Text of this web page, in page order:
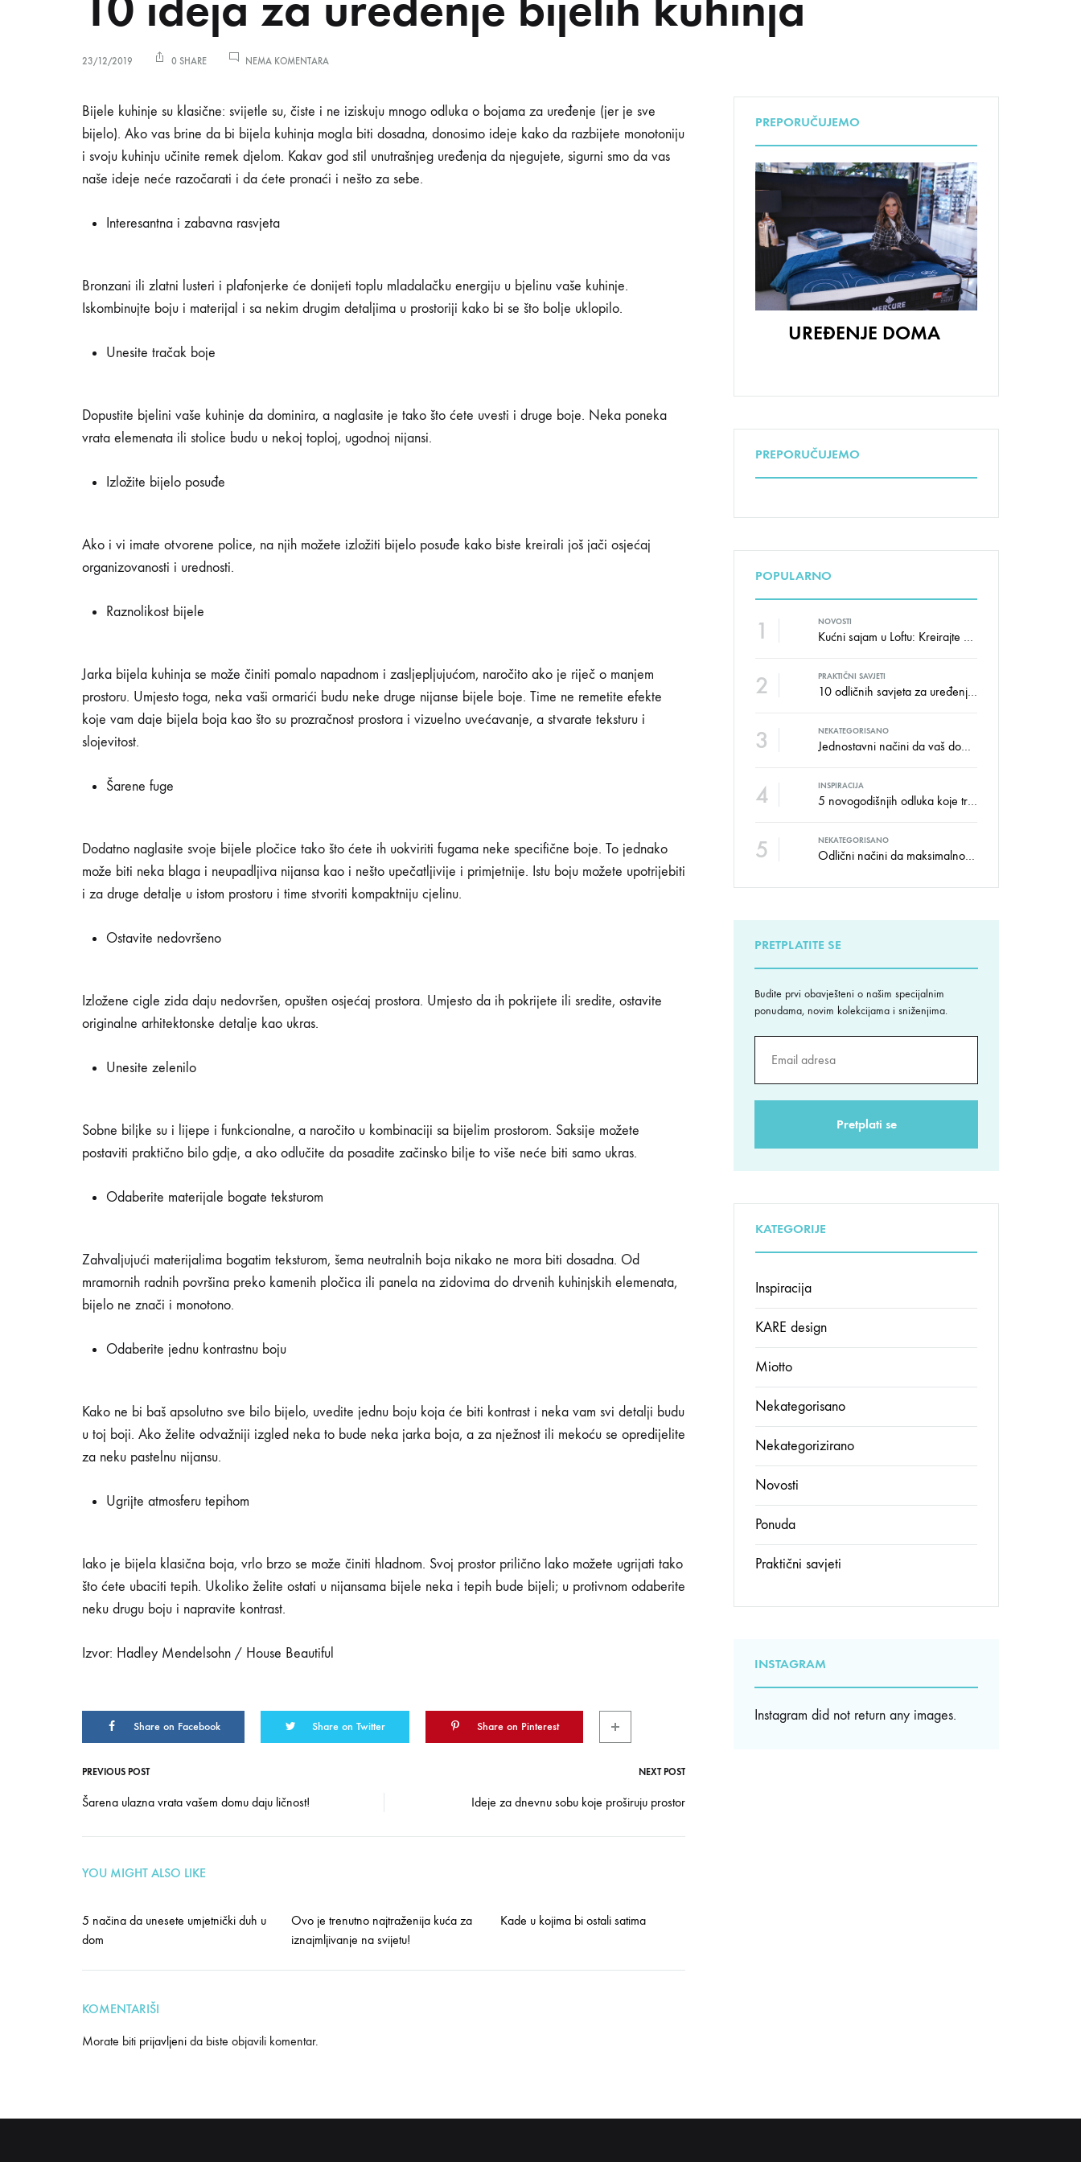
NOVOSTI INSPIRACIJA PRAKTIČNI SAVJETI PONUDA
23/12/2019 0 SHARE NEMA KOMENTARANA
UREĐENJE
BIJELIH
KUHINJA
10
ideja
za
uređenje
bijelih
kuhinja
KOMENTARA
UREĐENJE
Bijele kuhinje su klasične: svijetle su, čiste i ne iziskuju mnogo odluka o bojama za uređenje (jer je sve
bijelo). Ako vas brine da bi bijela kuhinja mogla biti dosadna, donosimo ideje kako da razbijete monotoniju
i svoju kuhinju učinite remek djelom. Kakav god stil unutrašnjeg uređenja da njegujete, sigurni smo da vas
naše ideje neće razočarati i da ćete pronaći i nešto za sebe.
Interesantna i zabavna rasvjeta
Bronzani ili zlatni lusteri i plafonjerke će donijeti toplu mladalačku energiju u bjelinu vaše kuhinje.
Iskombinujte boju i materijal i sa nekim drugim detaljima u prostoriji kako bi se što bolje uklopilo.
Unesite tračak boje
Dopustite bjelini vaše kuhinje da dominira, a naglasite je tako što ćete uvesti i druge boje. Neka poneka
vrata elemenata ili stolice budu u nekoj toploj, ugodnoj nijansi.
Izložite bijelo posuđe
Ako i vi imate otvorene police, na njih možete izložiti bijelo posuđe kako biste kreirali još jači osjećaj
organizovanosti i urednosti.
Raznolikost bijele
Jarka bijela kuhinja se može činiti pomalo napadnom i zasljepljujućom, naročito ako je riječ o manjem
prostoru. Umjesto toga, neka vaši ormarići budu neke druge nijanse bijele boje. Time ne remetite efekte
koje vam daje bijela boja kao što su prozračnost prostora i vizuelno uvećavanje, a stvarate teksturu i
slojevitost.
Šarene fuge
Dodatno naglasite svoje bijele pločice tako što ćete ih uokviriti fugama neke specifične boje. To jednako
može biti neka blaga i neupadljiva nijansa kao i nešto upečatljivije i primjetnije. Istu boju možete upotrijebiti
i za druge detalje u istom prostoru i time stvoriti kompaktniju cjelinu.
Ostavite nedovršeno
Izložene cigle zida daju nedovršen, opušten osjećaj prostora. Umjesto da ih pokrijete ili sredite, ostavite
originalne arhitektonske detalje kao ukras.
Unesite zelenilo
Sobne biljke su i lijepe i funkcionalne, a naročito u kombinaciji sa bijelim prostorom. Saksije možete
postaviti praktično bilo gdje, a ako odlučite da posadite začinsko bilje to više neće biti samo ukras.
Odaberite materijale bogate teksturom
Zahvaljujući materijalima bogatim teksturom, šema neutralnih boja nikako ne mora biti dosadna. Od
mramornih radnih površina preko kamenih pločica ili panela na zidovima do drvenih kuhinjskih elemenata,
bijelo ne znači i monotono.
Odaberite jednu kontrastnu boju
Kako ne bi baš apsolutno sve bilo bijelo, uvedite jednu boju koja će biti kontrast i neka vam svi detalji budu
u toj boji. Ako želite odvažniji izgled neka to bude neka jarka boja, a za nježnost ili mekoću se opredijelite
za neku pastelnu nijansu.
Ugrijte atmosferu tepihom
Iako je bijela klasična boja, vrlo brzo se može činiti hladnom. Svoj prostor prilično lako možete ugrijati tako
što ćete ubaciti tepih. Ukoliko želite ostati u nijansama bijele neka i tepih bude bijeli; u protivnom odaberite
neku drugu boju i napravite kontrast.
Izvor: Hadley Mendelsohn / House Beautiful
Share on Facebook Share on Twitter Share on Pinterest
Post
navigation
PREVIOUS POST NEXT POST
Šarena ulazna vrata vašem domu daju ličnost! Ideje za dnevnu sobu koje proširuju prostor
YOU MIGHT ALSO LIKE
5 načina da unesete umjetnički duh u
dom
Ovo je trenutno najtraženija kuća za
iznajmljivanje na svijetu!
Kade u kojima bi ostali satima
KOMENTARIŠI
Morate biti prijavljeni da biste objavili komentar.
PREPORUČUJEMO
UREĐENJE DOMA
PREPORUČUJEMO
POPULARNO
1 NOVOSTI
Kućni sajam u Loftu: Kreirajte dom sa stilom i udobnošću uz velike uštede!
2 PRAKTIČNI SAVJETI
10 odličnih savjeta za uređenje dječije sobe
3 NEKATEGORISANO
Jednostavni načini da vaš dom izgleda kao salon namještaja
4 INSPIRACIJA
5 novogodišnjih odluka koje trebate donijeti u vezi izgleda doma
5 NEKATEGORISANO
Odlični načini da maksimalno iskoristite male prostore
PRETPLATITE SE
Budite prvi obavješteni o našim specijalnim
ponudama, novim kolekcijama i sniženjima.
KATEGORIJE
Inspiracija
KARE design
Miotto
Nekategorisano
Nekategorizirano
Novosti
Ponuda
Praktični savjeti
INSTAGRAM
Instagram did not return any images.